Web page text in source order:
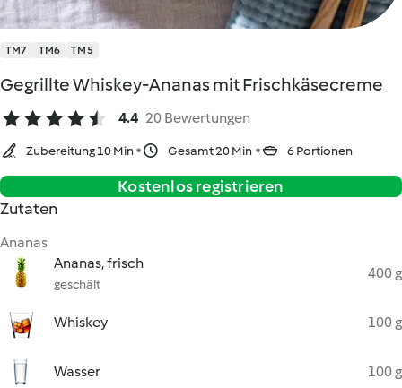
TM7 TM6 TM5
Gegrillte Whiskey-Ananas mit Frischkäsecreme
4.4 20 Bewertungen
Zubereitung 10 Min Gesamt 20 Min 6 Portionen
Kostenlos registrieren
Zutaten
Ananas
Ananas, frisch
geschält
400 g
Whiskey 100 g
Wasser 100 g